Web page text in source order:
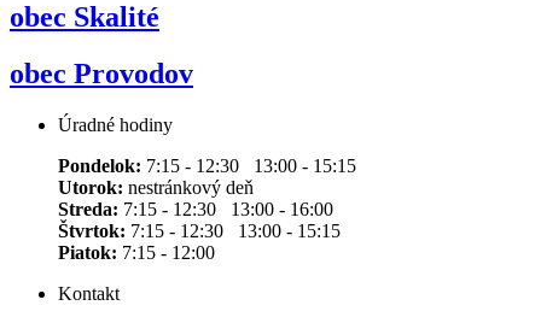
obec Skalité
obec Provodov
Úradné hodiny
Pondelok: 7:15 - 12:30 13:00 - 15:15
Utorok: nestránkový deň
Streda: 7:15 - 12:30 13:00 - 16:00
Štvrtok: 7:15 - 12:30 13:00 - 15:15
Piatok: 7:15 - 12:00
Kontakt